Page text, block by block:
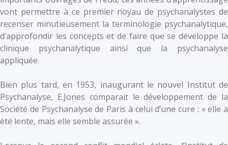
vont permettre à ce premier noyau de psychanalystes de
recenser minutieusement la terminologie psychanalytique,
d’approfondir les concepts et de faire que se développe la
clinique psychanalytique ainsi que la psychanalyse
appliquée.
Bien plus tard, en 1953, inaugurant le nouvel Institut de
Psychanalyse, E.Jones comparait le développement de la
Société de Psychanalyse de Paris à celui d’une cure : « elle a
été lente, mais elle semble assurée ».